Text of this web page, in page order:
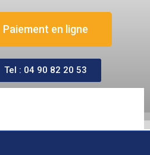
Paiement en ligne
Tel : 04 90 82 20 53